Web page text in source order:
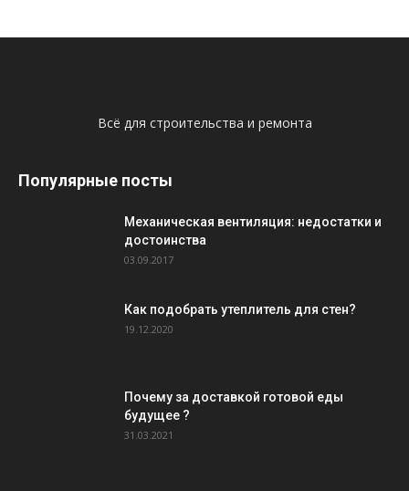
Всё для строительства и ремонта
Популярные посты
Механическая вентиляция: недостатки и
достоинства
03.09.2017
Как подобрать утеплитель для стен?
19.12.2020
Почему за доставкой готовой еды
будущее ?
31.03.2021